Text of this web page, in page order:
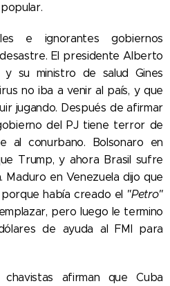
e ignorantes gobiernos
El presidente Alberto
su ministro de salud Gines
no iba a venir al país, y que
jugando. Después de afirmar
del PJ tiene terror de
al conurbano. Bolsonaro en
Trump, y ahora Brasil sufre
Maduro en Venezuela dijo que
había creado el "Petro"
pero luego le termino
de ayuda al FMI para
afirman que Cuba